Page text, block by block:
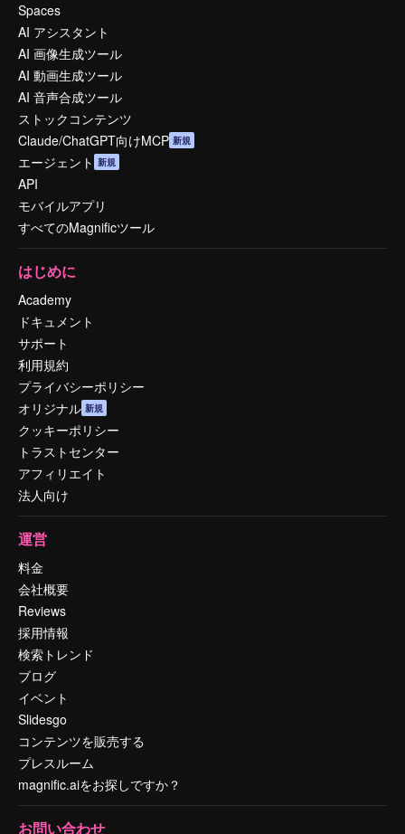
Spaces
AI アシスタント
AI 画像生成ツール
AI 動画生成ツール
AI 音声合成ツール
ストックコンテンツ
Claude/ChatGPT向けMCP 新規
エージェント 新規
API
モバイルアプリ
すべてのMagnificツール
はじめに
Academy
ドキュメント
サポート
利用規約
プライバシーポリシー
オリジナル 新規
クッキーポリシー
トラストセンター
アフィリエイト
法人向け
運営
料金
会社概要
Reviews
採用情報
検索トレンド
ブログ
イベント
Slidesgo
コンテンツを販売する
プレスルーム
magnific.aiをお探しですか？
お問い合わせ